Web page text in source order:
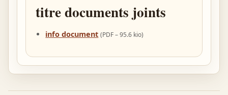
titre documents joints
info document (PDF – 95.6 kio)